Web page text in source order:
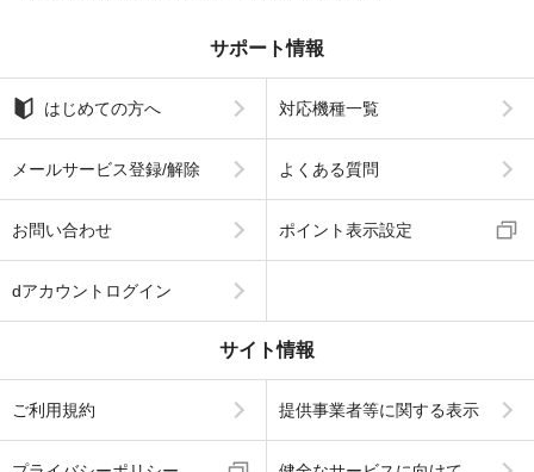
サポート情報
はじめての方へ 対応機種一覧
メールサービス登録/解除 よくある質問
お問い合わせ ポイント表示設定
dアカウントログイン
サイト情報
ご利用規約 提供事業者等に関する表示